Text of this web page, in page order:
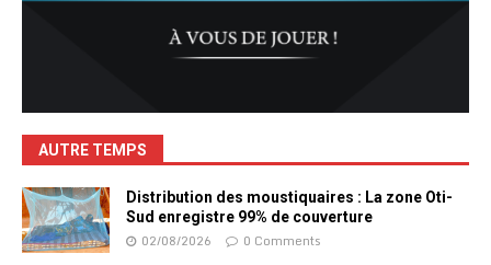
AUTRE TEMPS
Distribution des moustiquaires : La zone Oti-
Sud enregistre 99% de couverture
02/08/2026 0 Comments